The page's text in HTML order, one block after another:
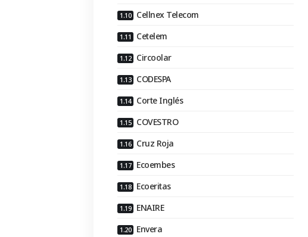
Cellnex Telecom
Cetelem
Circoolar
CODESPA
Corte Inglés
COVESTRO
Cruz Roja
Ecoembes
Ecoeritas
ENAIRE
Envera